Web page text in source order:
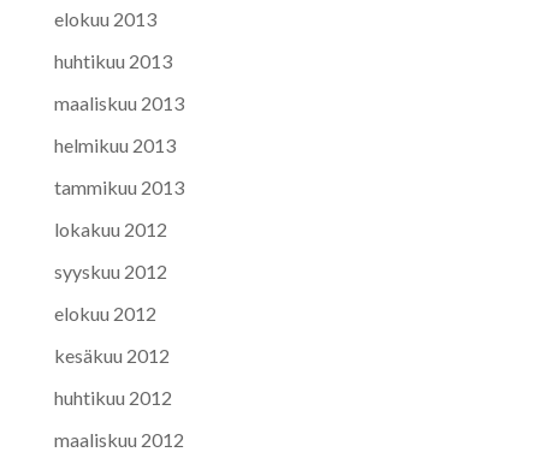
elokuu 2013
huhtikuu 2013
maaliskuu 2013
helmikuu 2013
tammikuu 2013
lokakuu 2012
syyskuu 2012
elokuu 2012
kesäkuu 2012
huhtikuu 2012
maaliskuu 2012